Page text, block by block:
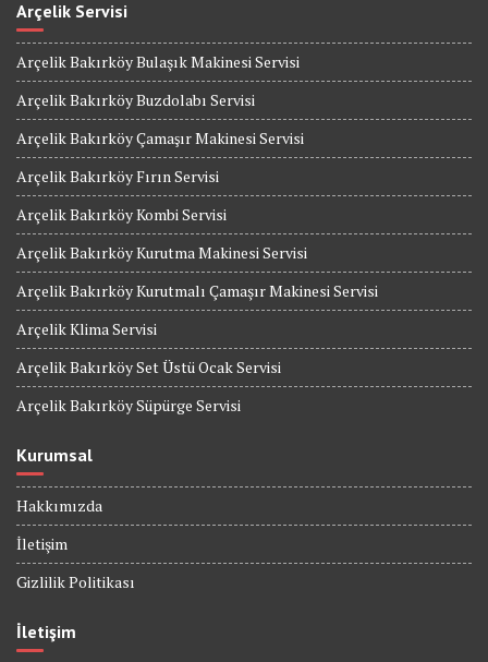
Arçelik Servisi
Arçelik Bakırköy Bulaşık Makinesi Servisi
Arçelik Bakırköy Buzdolabı Servisi
Arçelik Bakırköy Çamaşır Makinesi Servisi
Arçelik Bakırköy Fırın Servisi
Arçelik Bakırköy Kombi Servisi
Arçelik Bakırköy Kurutma Makinesi Servisi
Arçelik Bakırköy Kurutmalı Çamaşır Makinesi Servisi
Arçelik Klima Servisi
Arçelik Bakırköy Set Üstü Ocak Servisi
Arçelik Bakırköy Süpürge Servisi
Kurumsal
Hakkımızda
İletişim
Gizlilik Politikası
İletişim